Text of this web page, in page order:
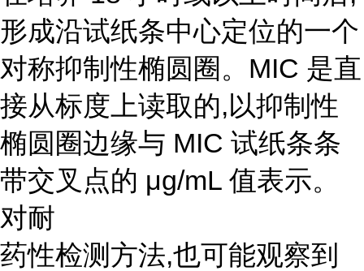
形成沿试纸条中心定位的一个
对称抑制性椭圆圈。MIC 是直
接从标度上读取的,以抑制性
椭圆圈边缘与 MIC 试纸条条
带交叉点的 μg/mL 值表示。
对耐
药性检测方法,也可能观察到